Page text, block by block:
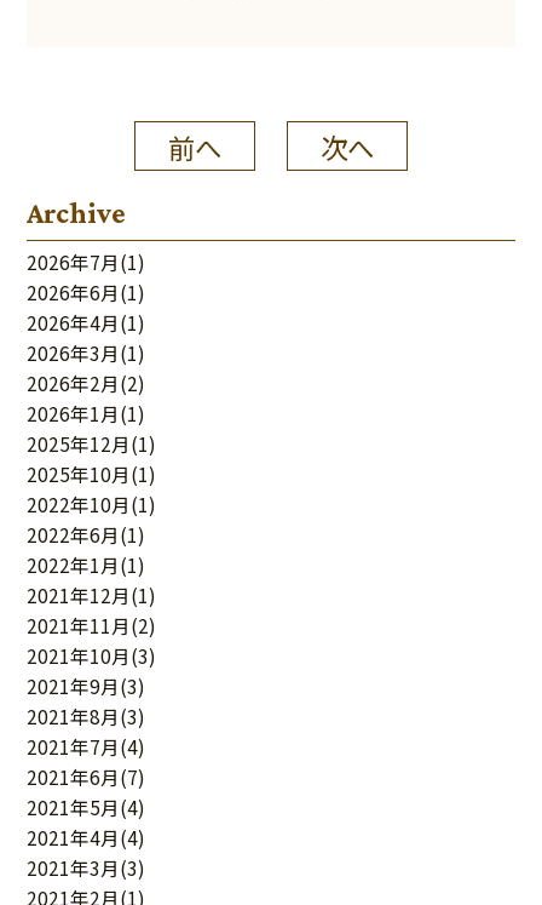
前へ 次へ
Archive
2026年7月(1)
2026年6月(1)
2026年4月(1)
2026年3月(1)
2026年2月(2)
2026年1月(1)
2025年12月(1)
2025年10月(1)
2022年10月(1)
2022年6月(1)
2022年1月(1)
2021年12月(1)
2021年11月(2)
2021年10月(3)
2021年9月(3)
2021年8月(3)
2021年7月(4)
2021年6月(7)
2021年5月(4)
2021年4月(4)
2021年3月(3)
2021年2月(1)